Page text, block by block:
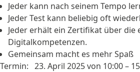
Jeder kann nach seinem Tempo
Jeder Test kann beliebig oft
Jeder erhält ein Zertifikat über die
Digitalkompetenzen.
Gemeinsam macht es mehr Spaß
Termin: 23. April 2025 von 10:00 –